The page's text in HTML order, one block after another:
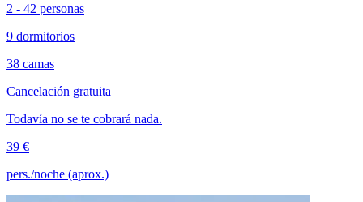
2 - 42 personas
9 dormitorios
38 camas
Cancelación gratuita
Todavía no se te cobrará nada.
39 €
pers./noche (aprox.)